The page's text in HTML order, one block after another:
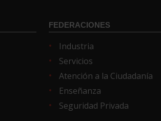
FEDERACIONES
Industria
Servicios
Atención a la Ciudadanía
Enseñanza
Seguridad Privada